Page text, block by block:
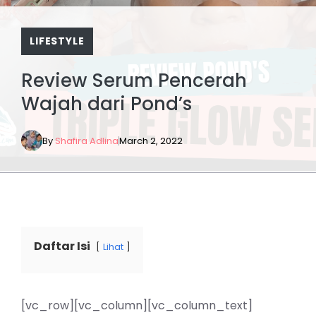
LIFESTYLE
Review Serum Pencerah
Wajah dari Pond’s
ByShafira AdlinaMarch 2, 2022
Daftar Isi Lihat
[vc_row][vc_column][vc_column_text]